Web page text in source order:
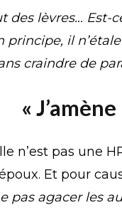
des lèvres… Est-
principe, il
craindre de
«
n’est pas une
Et pour
pas agacer les